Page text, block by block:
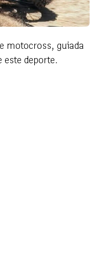
motocross, guiada
deporte.